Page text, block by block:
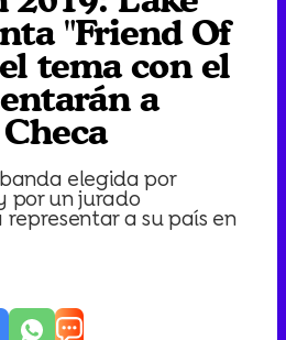
"Friend Of
tema con el
a
elegida por
por un jurado
a su país en